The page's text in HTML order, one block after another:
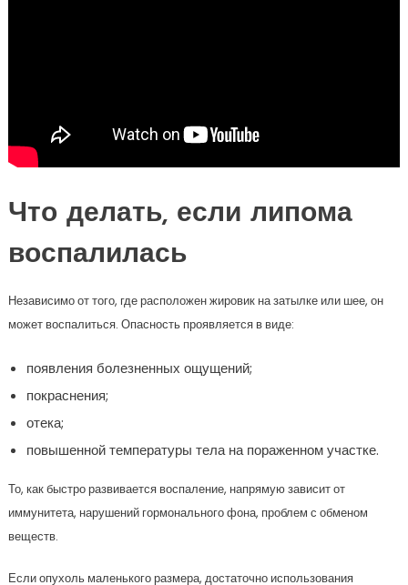
Что делать, если липома
воспалилась
Независимо от того, где расположен жировик на затылке или шее, он
может воспалиться. Опасность проявляется в виде:
появления болезненных ощущений;
покраснения;
отека;
повышенной температуры тела на пораженном участке.
То, как быстро развивается воспаление, напрямую зависит от
иммунитета, нарушений гормонального фона, проблем с обменом
веществ.
Если опухоль маленького размера, достаточно использования